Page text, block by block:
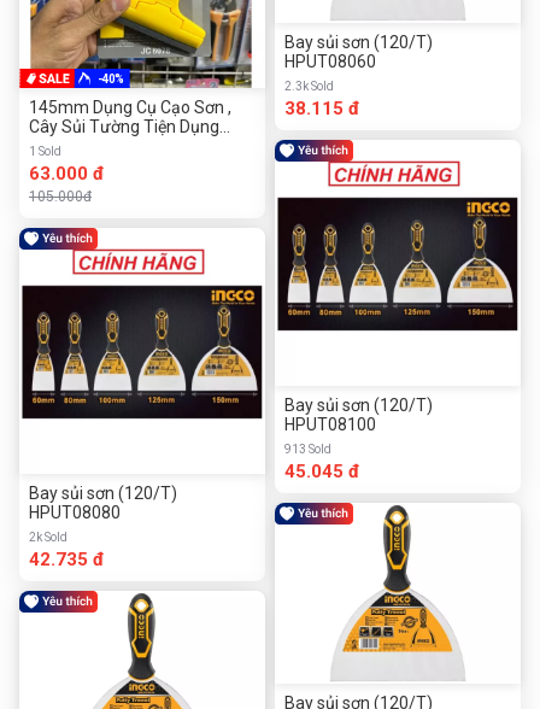
-40%
145mm Dụng Cụ Cạo Sơn ,
Cây Sủi Tường Tiện Dụng
MAXPRO JC6078 ( tặng kèm
10 lưỡi dao)
1 Sold
63.000 đ
105.000đ
Bay sủi sơn (120/T)
HPUT08080
2k Sold
42.735 đ
Bay sủi sơn (120/T)
HPUT08060
2.3k Sold
38.115 đ
Bay sủi sơn (120/T)
HPUT08100
913 Sold
45.045 đ
Bay sủi sơn (120/T)